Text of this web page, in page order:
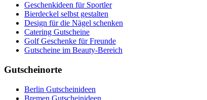
Geschenkideen für Sportler
Bierdeckel selbst gestalten
Design für die Nägel schenken
Catering Gutscheine
Golf Geschenke für Freunde
Gutscheine im Beauty-Bereich
Gutscheinorte
Berlin Gutscheinideen
Bremen Gutscheinideen